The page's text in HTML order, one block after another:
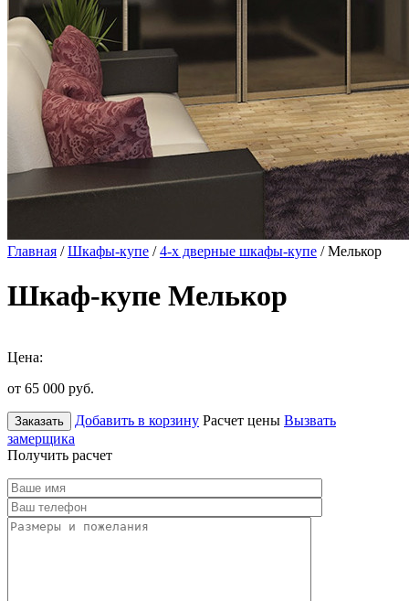
Главная /Шкафы-купе /4-х дверные шкафы-купе / Мелькор
Шкаф-купе Мелькор
Цена:
от 65 000 руб.
Заказать Добавить в корзину Расчет цены Вызвать
замерщика
Получить расчет